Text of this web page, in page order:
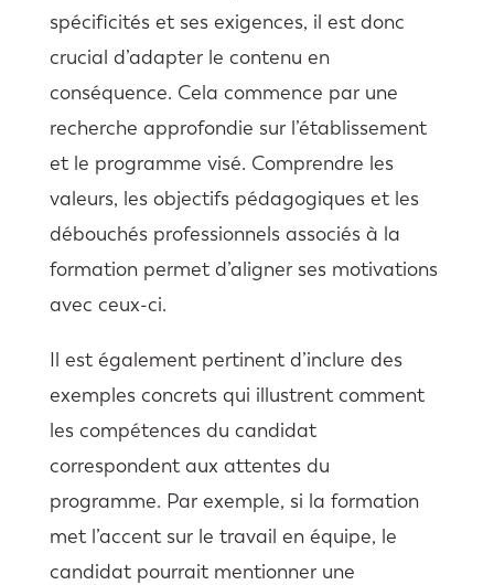
spécificités et ses exigences, il est donc
crucial d’adapter le contenu en
conséquence. Cela commence par une
recherche approfondie sur l’établissement
et le programme visé. Comprendre les
valeurs, les objectifs pédagogiques et les
débouchés professionnels associés à la
formation permet d’aligner ses motivations
avec ceux-ci.
Il est également pertinent d’inclure des
exemples concrets qui illustrent comment
les compétences du candidat
correspondent aux attentes du
programme. Par exemple, si la formation
met l’accent sur le travail en équipe, le
candidat pourrait mentionner une